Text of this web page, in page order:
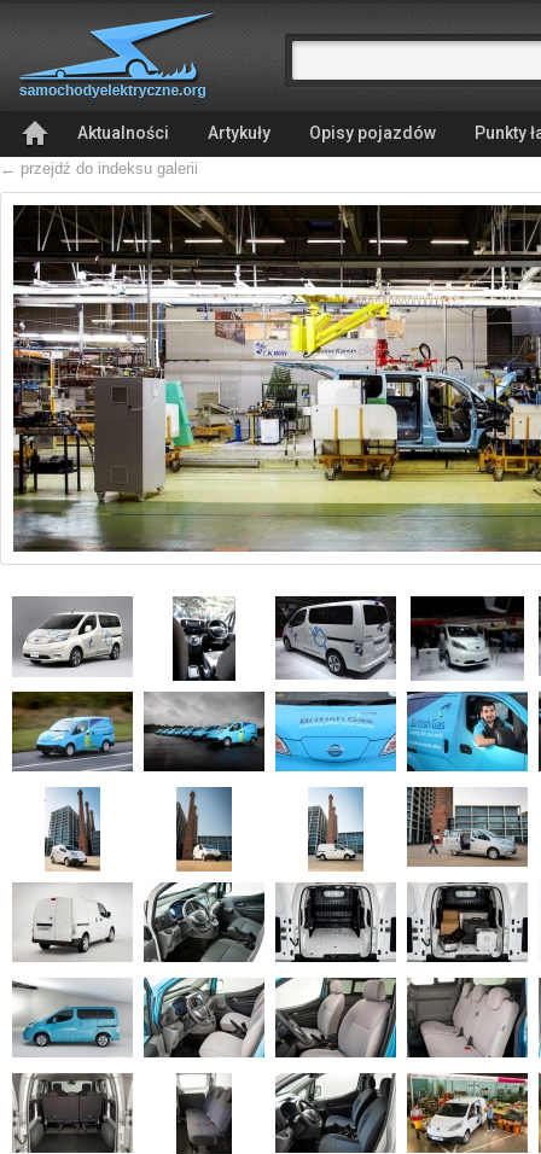
Aktualności Artykuły Opisy pojazdów Punkty
← przejdź do indeksu galerii